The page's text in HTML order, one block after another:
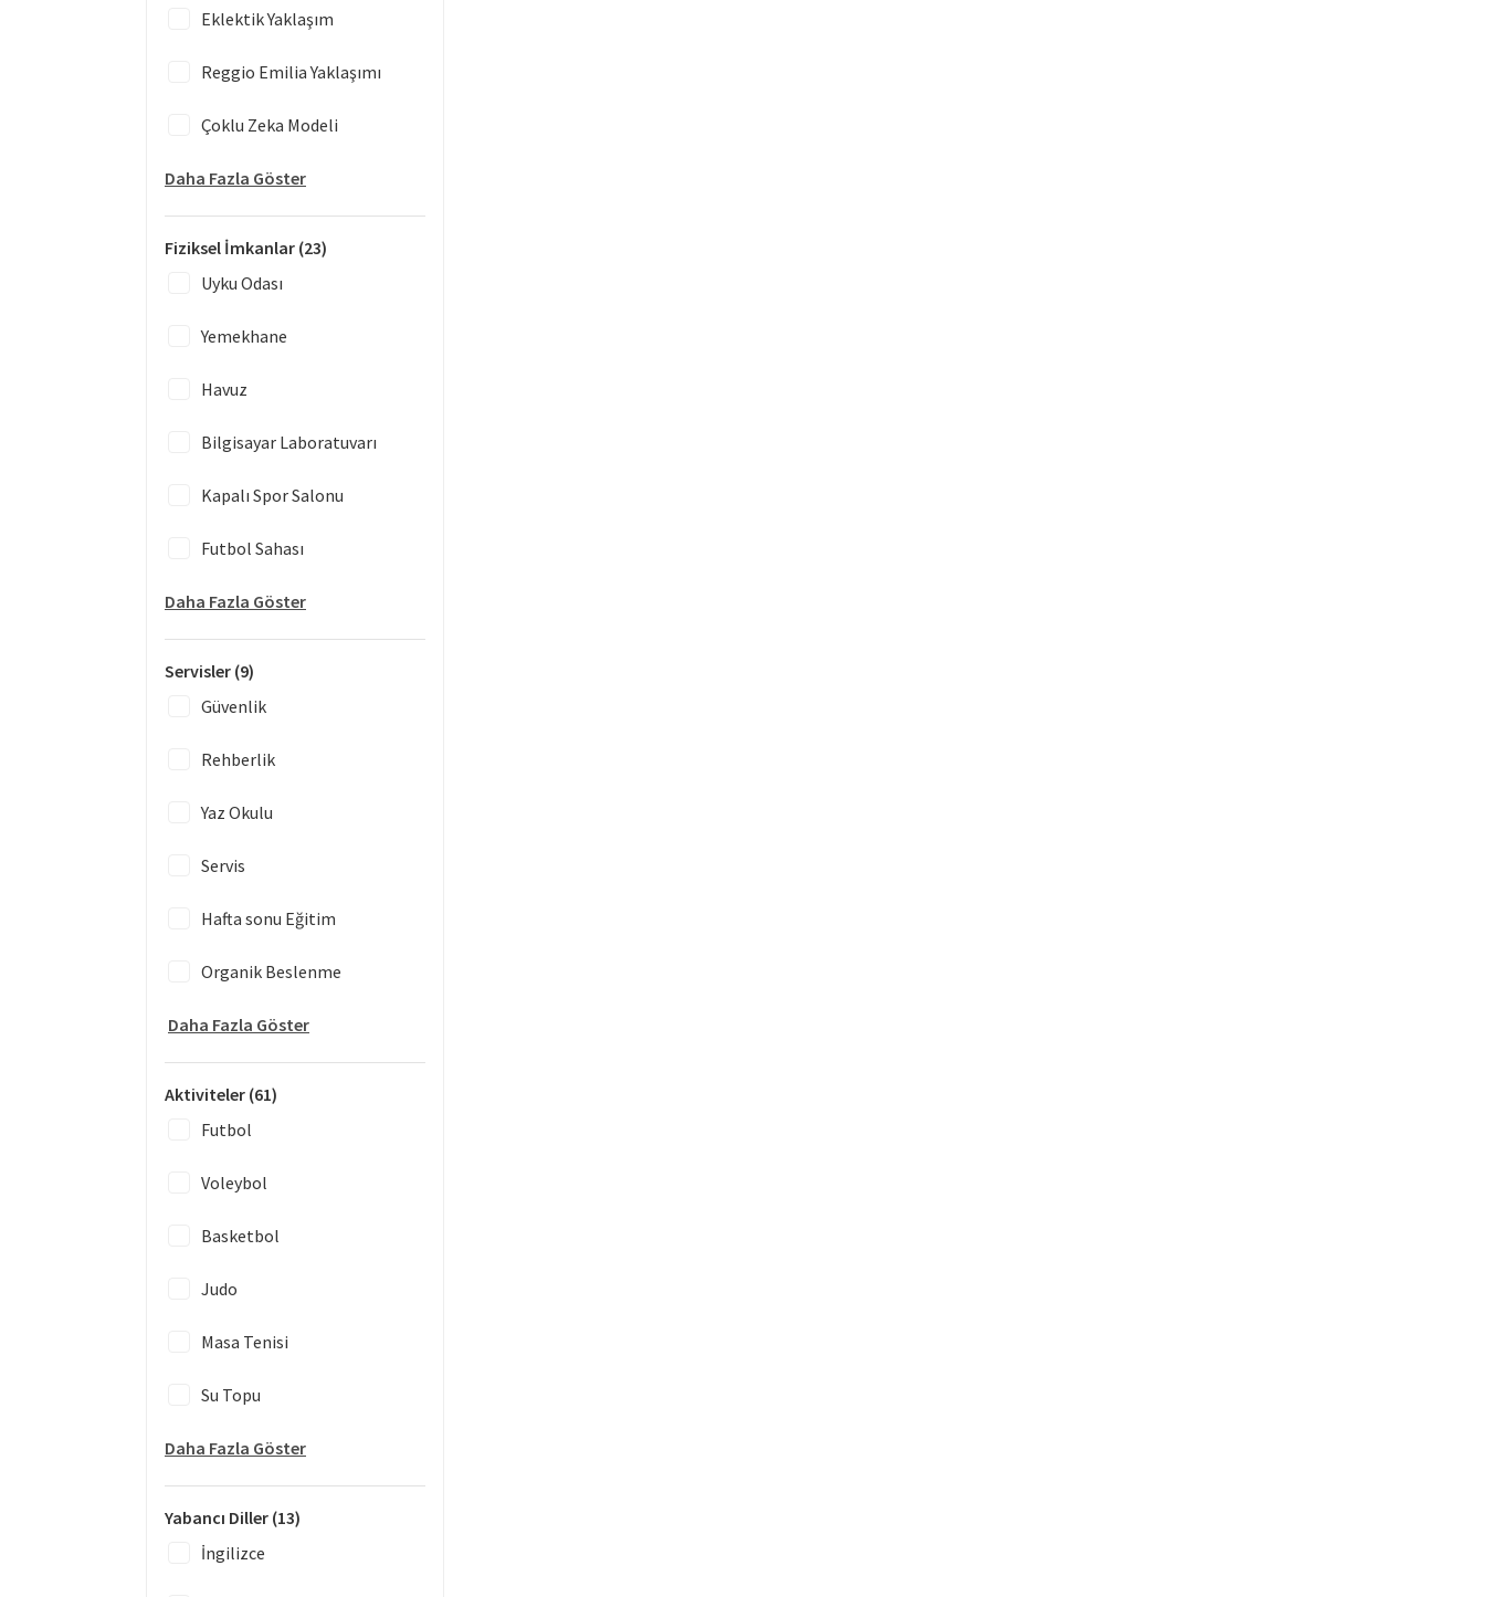
Eklektik Yaklaşım
Reggio Emilia Yaklaşımı
Çoklu Zeka Modeli
Daha Fazla Göster
Fiziksel İmkanlar (23)
Uyku Odası
Yemekhane
Havuz
Bilgisayar Laboratuvarı
Kapalı Spor Salonu
Futbol Sahası
Daha Fazla Göster
Servisler (9)
Güvenlik
Rehberlik
Yaz Okulu
Servis
Hafta sonu Eğitim
Organik Beslenme
Daha Fazla Göster
Aktiviteler (61)
Futbol
Voleybol
Basketbol
Judo
Masa Tenisi
Su Topu
Daha Fazla Göster
Yabancı Diller (13)
İngilizce